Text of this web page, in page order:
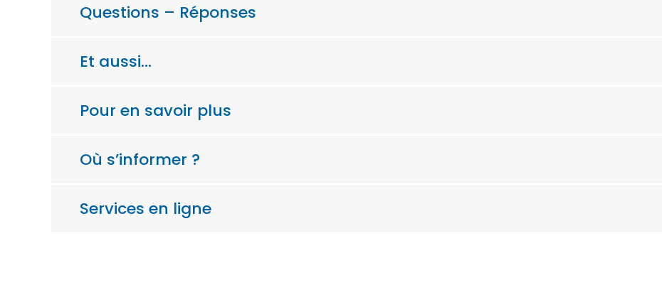
Questions – Réponses
Et aussi…
Pour en savoir plus
Où s’informer ?
Services en ligne